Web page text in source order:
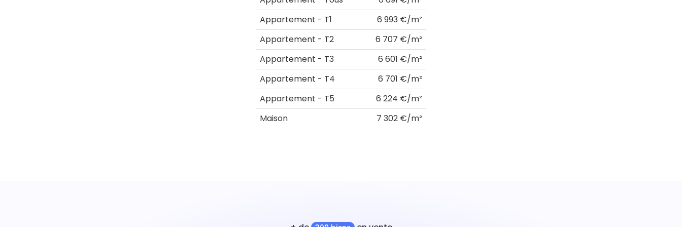
Appartement - T1
6 993 €/m²
Appartement - T2
6 707 €/m²
Appartement - T3
6 601 €/m²
Appartement - T4
6 701 €/m²
Appartement - T5
6 224 €/m²
Maison
7 302 €/m²